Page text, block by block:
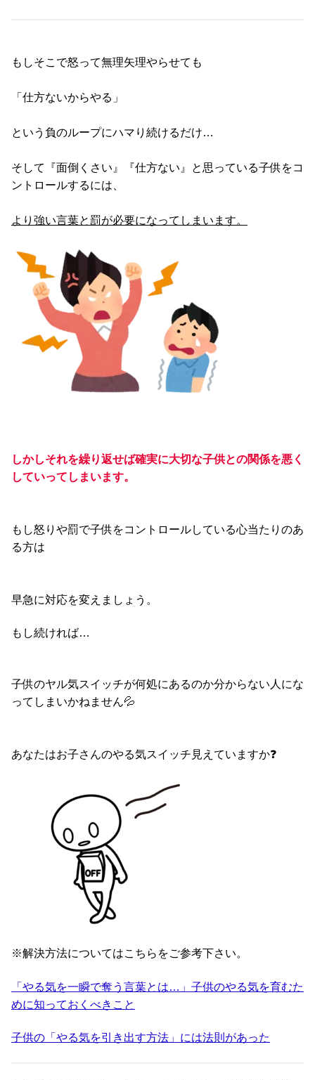
もしそこで怒って無理矢理やらせても
「仕方ないからやる」
という負のループにハマり続けるだけ…
そして『面倒くさい』『仕方ない』と思っている子供をコ
ントロールするには、
より強い言葉と罰が必要になってしまいます。
しかしそれを繰り返せば確実に大切な子供との関係を悪く
していってしまいます。
もし怒りや罰で子供をコントロールしている心当たりのあ
る方は
早急に対応を変えましょう。
もし続ければ…
子供のヤル気スイッチが何処にあるのか分からない人にな
ってしまいかねません💦
あなたはお子さんのやる気スイッチ見えていますか❓
※解決方法についてはこちらをご参考下さい。
「やる気を一瞬で奪う言葉とは…」子供のやる気を育むた
めに知っておくべきこと
子供の「やる気を引き出す方法」には法則があった